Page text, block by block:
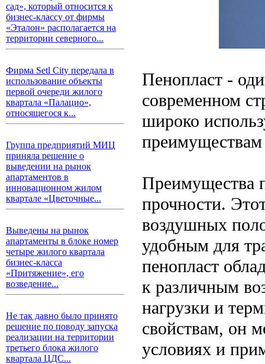
сад», который относится к
бизнес-классу от фирмы
«Эталон» располагается на
территории северного...
Фирма Setl City передала в
использование объекты
первой очереди жилого
квартала «Палацио»,
относящегося к...
Группа предприятий МИЦ
приняла решение о
выведении на рынок
апартаментов в
инновационном жилом
квартале «Цветочные...
Выведены на рынок
апартаменты в блоке номер
четыре жилого квартала
бизнес-класса
«Притяжение», его
возведение...
Не так давно было принято
решение по поводу запуска
реализации на территории
третьего блока жилого
квартала ЦДС...
Пенопласт -
современном
широко
преимуществам
Преимущества
прочности.
воздушных
удобным для
пенопласт
к различным
нагрузки и
свойствам, он
условиях и